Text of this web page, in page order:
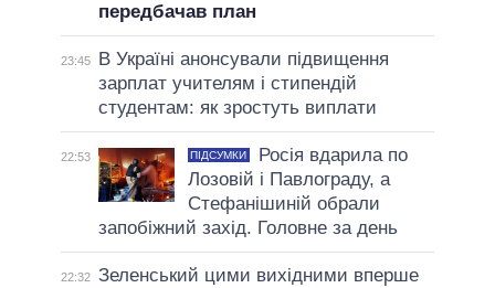
передбачав план
23:45
В Україні анонсували підвищення
зарплат учителям і стипендій
студентам: як зростуть виплати
22:53 ПІДСУМКИ
Росія вдарила по
Лозовій і Павлограду, а
Стефанішиній обрали
запобіжний захід. Головне за день
22:32 Зеленський цими вихідними вперше